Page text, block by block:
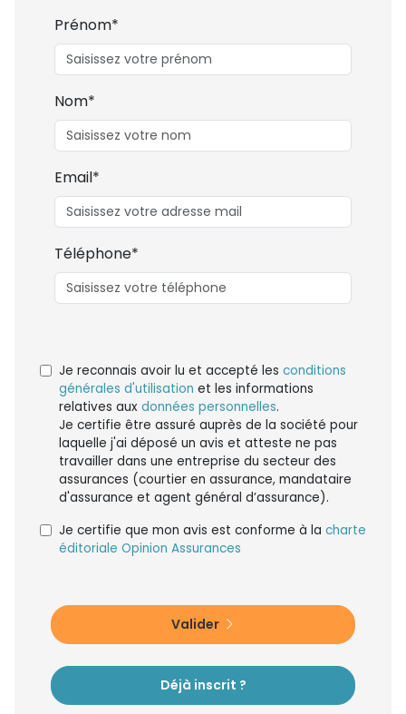
Prénom*
Nom*
Email*
Téléphone*
Je reconnais avoir lu et accepté les conditions
générales d'utilisation et les informations
relatives aux données personnelles.
Je certifie être assuré auprès de la société pour
laquelle j'ai déposé un avis et atteste ne pas
travailler dans une entreprise du secteur des
assurances (courtier en assurance, mandataire
d'assurance et agent général d’assurance).
Je certifie que mon avis est conforme à la charte
éditoriale Opinion Assurances
Valider
Déjà inscrit ?